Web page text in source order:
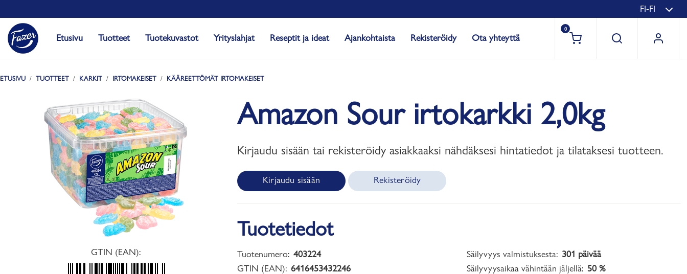
FI-FI
Etusivu Tuotteet Tuotekuvastot Yrityslahjat Reseptit ja ideat Ajankohtaista Rekisteröidy Ota yhteyttä
0
ETUSIVU TUOTTEET KARKIT IRTOMAKEISET KÄÄREETTÖMÄT IRTOMAKEISET
GTIN (EAN):
Amazon Sour irtokarkki 2,0kg
Kirjaudu sisään tai rekisteröidy asiakkaaksi nähdäksesi hintatiedot ja tilataksesi tuotteen.
Kirjaudu sisään Rekisteröidy
Tuotetiedot
Tuotenumero: 403224
GTIN (EAN): 6416453432246
Säilyvyys valmistuksesta: 301 päivää
Säilyvyysaikaa vähintään jäljellä: 50 %